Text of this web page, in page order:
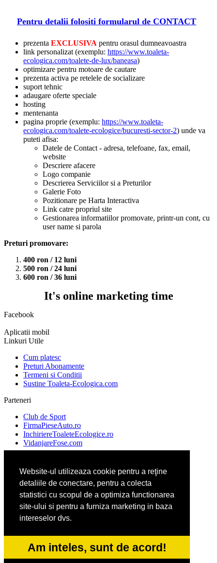
Website-ul utilizeaza cookie pentru a reţine
detaliile de conectare, pentru a colecta
statistici cu scopul de a optimiza functionarea
site-ului si pentru a furniza marketing in baza
intereselor dvs.
Am inteles, sunt de acord!
Pentru detalii folositi formularul de CONTACT
prezenta EXCLUSIVA pentru orasul dumneavoastra
link personalizat (exemplu: https://www.toaleta-
ecologica.com/toalete-de-lux/baneasa)
optimizare pentru motoare de cautare
prezenta activa pe retelele de socializare
suport tehnic
adaugare oferte speciale
hosting
mentenanta
pagina proprie (exemplu: https://www.toaleta-
ecologica.com/toalete-ecologice/bucuresti-sector-2) unde va
puteti afisa:
Datele de Contact - adresa, telefoane, fax, email,
website
Descriere afacere
Logo companie
Descrierea Serviciilor si a Preturilor
Galerie Foto
Pozitionare pe Harta Interactiva
Link catre propriul site
Gestionarea informatiilor promovate, printr-un cont, cu
user name si parola
Preturi promovare:
400 ron / 12 luni
500 ron / 24 luni
600 ron / 36 luni
It's online marketing time
Facebook
Aplicatii mobil
Linkuri Utile
Cum platesc
Preturi Abonamente
Termeni si Conditii
Sustine Toaleta-Ecologica.com
Parteneri
Club de Sport
FirmaPieseAuto.ro
InchiriereToaleteEcologice.ro
VidanjareFose.com
Ambalaje Romania
Apicultorul.com
Cabinet-Individual.ro
CentruInchirieri.ro
ConstructiiHaleMetalice.ro
FirmaDeratizare.ro
InstructorScoalaAuto.ro
SalonFrizerieCanina.com